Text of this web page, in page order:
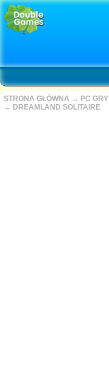
STRONA GŁÓWNA → PC GRY
→ DREAMLAND SOLITAIRE